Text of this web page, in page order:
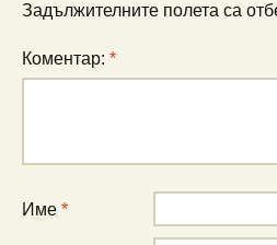
Задължителните полета са
Коментар: *
Име *